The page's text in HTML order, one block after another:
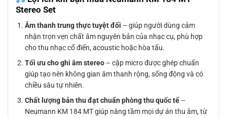
Stereo Set
Âm thanh trung thực tuyệt đối – giúp người dùng cảm
nhận trọn vẹn chất âm nguyên bản của nhạc cụ, phù hợp
cho thu nhạc cổ điển, acoustic hoặc hòa tấu.
Tối ưu cho ghi âm stereo – cặp micro được ghép chuẩn
giúp tạo nên không gian âm thanh rộng, sống động và có
chiều sâu tự nhiên.
Chất lượng bản thu đạt chuẩn phòng thu quốc tế –
Neumann KM 184 MT giúp nâng tầm mọi dự án thu âm, từ